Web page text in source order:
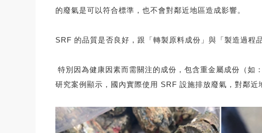
的廢氣是可以符合標準，也不會對鄰近地區造成影響。
SRF 的品質是否良好，跟「轉製原料成份」與「製造過程
特別因為健康因素而需關注的成份，包含重金屬成份（如
研究案例顯示，國內實際使用 SRF 設施排放廢氣，對鄰